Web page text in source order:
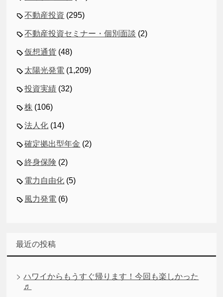
不動産投資 (295)
不動産投資セミナー・個別面談 (2)
仮想通貨 (48)
太陽光発電 (1,209)
投資実績 (32)
株 (106)
法人化 (14)
確定拠出型年金 (2)
終身保険 (2)
電力自由化 (5)
風力発電 (6)
最近の投稿
ハワイからもうすぐ帰ります！今回も楽しかった
♬